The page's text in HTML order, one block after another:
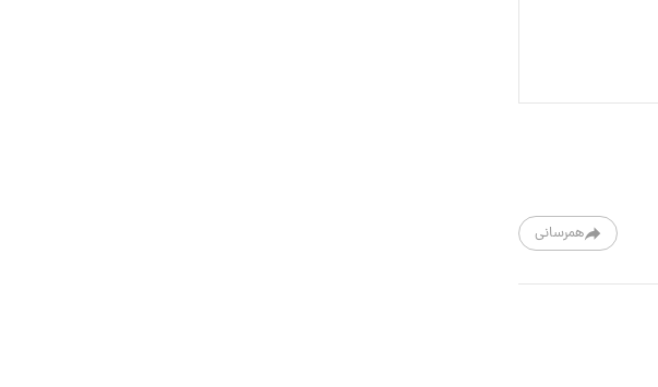
همرسانی